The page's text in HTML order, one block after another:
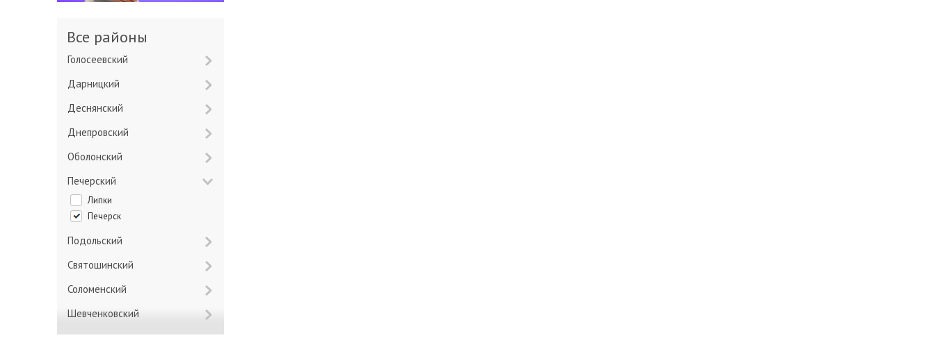
Все районы
Голосеевский
Дарницкий
Деснянский
Днепровский
Оболонский
Печерский
Липки
Печерск
Подольский
Святошинский
Соломенский
Шевченковский